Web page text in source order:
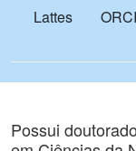
Lattes
Possui